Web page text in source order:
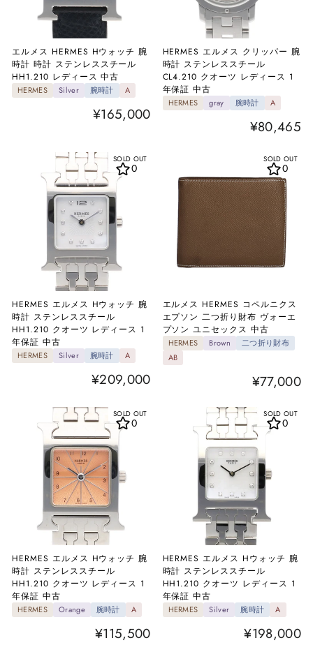
エルメス HERMES Hウォッチ 腕
時計 時計 ステンレススチール
HH1.210 レディース 中古
HERMES Silver 腕時計 A
¥165,000
HERMES エルメス クリッパー 腕
時計 ステンレススチール
CL4.210 クオーツ レディース 1
年保証 中古
HERMES gray 腕時計 A
¥80,465
SOLD OUT
HERMES エルメス Hウォッチ 腕
時計 ステンレススチール
HH1.210 クオーツ レディース 1
年保証 中古
HERMES Silver 腕時計 A
¥209,000
0
SOLD OUT
エルメス HERMES コペルニクス
エプソン 二つ折り財布 ヴォーエ
プソン ユニセックス 中古
HERMES Brown
二つ折り財布
AB
¥77,000
0
SOLD OUT
HERMES エルメス Hウォッチ 腕
時計 ステンレススチール
HH1.210 クオーツ レディース 1
年保証 中古
HERMES Orange 腕時計 A
¥115,500
0
SOLD OUT
HERMES エルメス Hウォッチ 腕
時計 ステンレススチール
HH1.210 クオーツ レディース 1
年保証 中古
HERMES Silver 腕時計 A
¥198,000
0